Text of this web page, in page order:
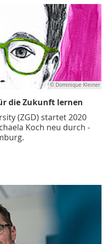
© Dominique Kleiner
die Zukunft lernen
(ZGD) startet 2020
Koch neu durch -